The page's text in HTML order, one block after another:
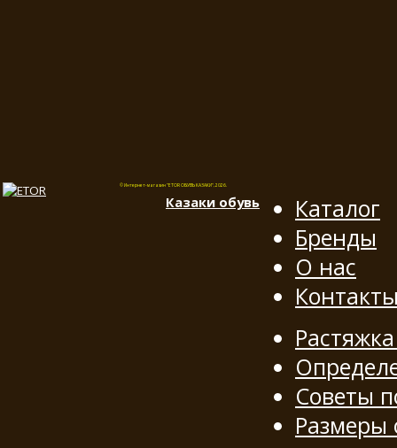
© Интернет-магазин "ETOR ОБУВЬ КАЗАКИ", 2026.
Казаки обувь
Каталог
Бренды
О нас
Советы